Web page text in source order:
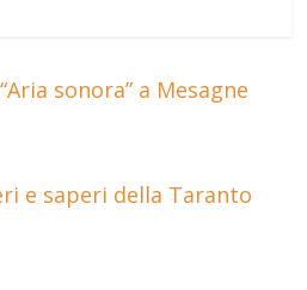
sonora” a Mesagne
e saperi della Taranto